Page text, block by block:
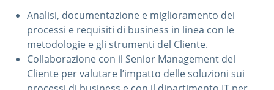
Analisi, documentazione e miglioramento dei
processi e requisiti di business in linea con le
metodologie e gli strumenti del Cliente.
Collaborazione con il Senior Management del
Cliente per valutare l’impatto delle soluzioni sui